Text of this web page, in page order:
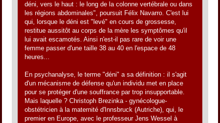
déni, vers le haut : le long de la colonne vertébrale ou dans
les régions abdominales", poursuit Félix Navarro. C'est lui
qui, lorsque le déni est "levé" en cours de grossesse,
restitue aussitôt au corps de la mère les symptômes qu'il
lui avait escamotés. Ainsi n'est-il pas rare de voir une
femme passer d'une taille 38 au 40 en l'espace de 48
heures...
En psychanalyse, le terme "déni" a sa définition : il s'agit
d'un mécanisme de défense qu'un individu met en place
pour se protéger d'une souffrance par trop insupportable.
Mais laquelle ? Christoph Brezinka - gynécologue-
obstétricien à la maternité d'Innsbruck (Autriche), qui, le
premier en Europe, avec le professeur Jens Wessel à